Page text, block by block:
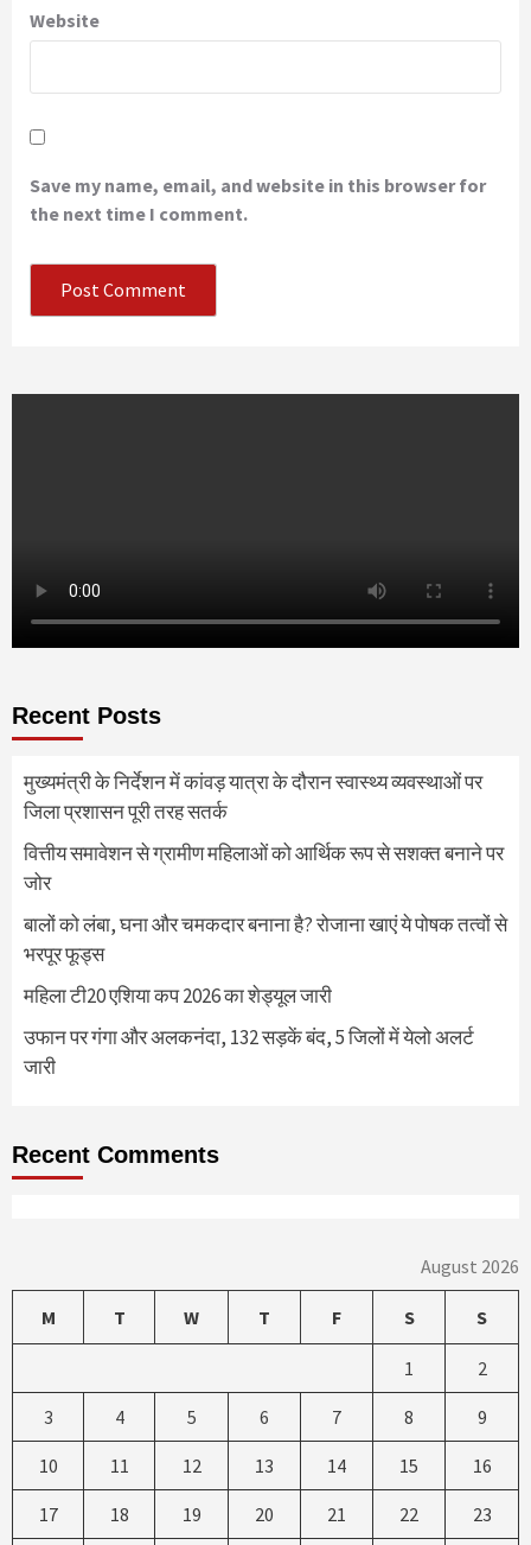
Website
Save my name, email, and website in this browser for
the next time I comment.
Recent Posts
मुख्यमंत्री के निर्देशन में कांवड़ यात्रा के दौरान स्वास्थ्य व्यवस्थाओं पर
जिला प्रशासन पूरी तरह सतर्क
वित्तीय समावेशन से ग्रामीण महिलाओं को आर्थिक रूप से सशक्त बनाने पर
जोर
बालों को लंबा, घना और चमकदार बनाना है? रोजाना खाएं ये पोषक तत्वों से
भरपूर फूड्स
महिला टी20 एशिया कप 2026 का शेड्यूल जारी
उफान पर गंगा और अलकनंदा, 132 सड़कें बंद, 5 जिलों में येलो अलर्ट
जारी
Recent Comments
August 2026
M T W T F S S
1 2
3 4 5 6 7 8 9
10 11 12 13 14 15 16
17 18 19 20 21 22 23